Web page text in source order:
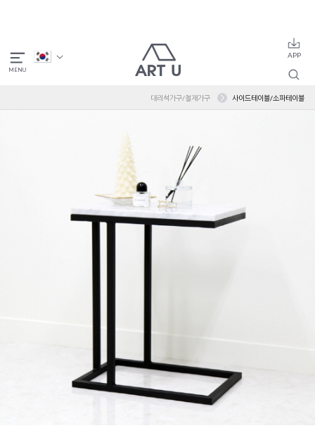
대리석가구/철재가구 사이드테이블/소파테이블